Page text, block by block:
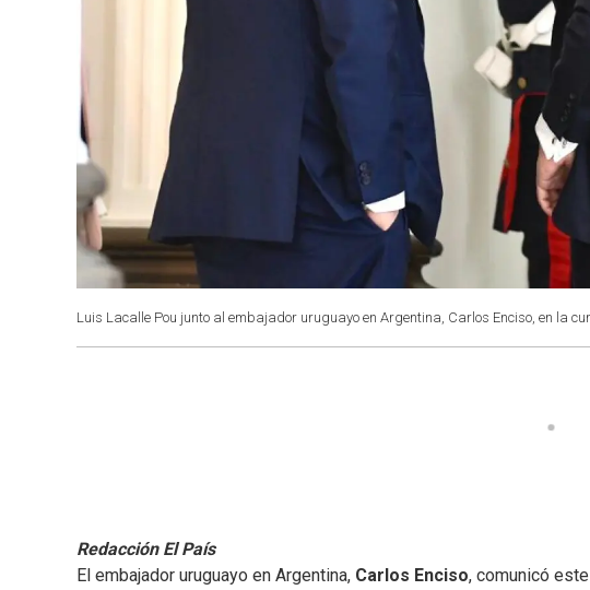
Luis Lacalle Pou junto al embajador uruguayo en Argentina, Carlos Enciso, en la
Redacción El País
El embajador uruguayo en Argentina, Carlos Enciso, comunicó